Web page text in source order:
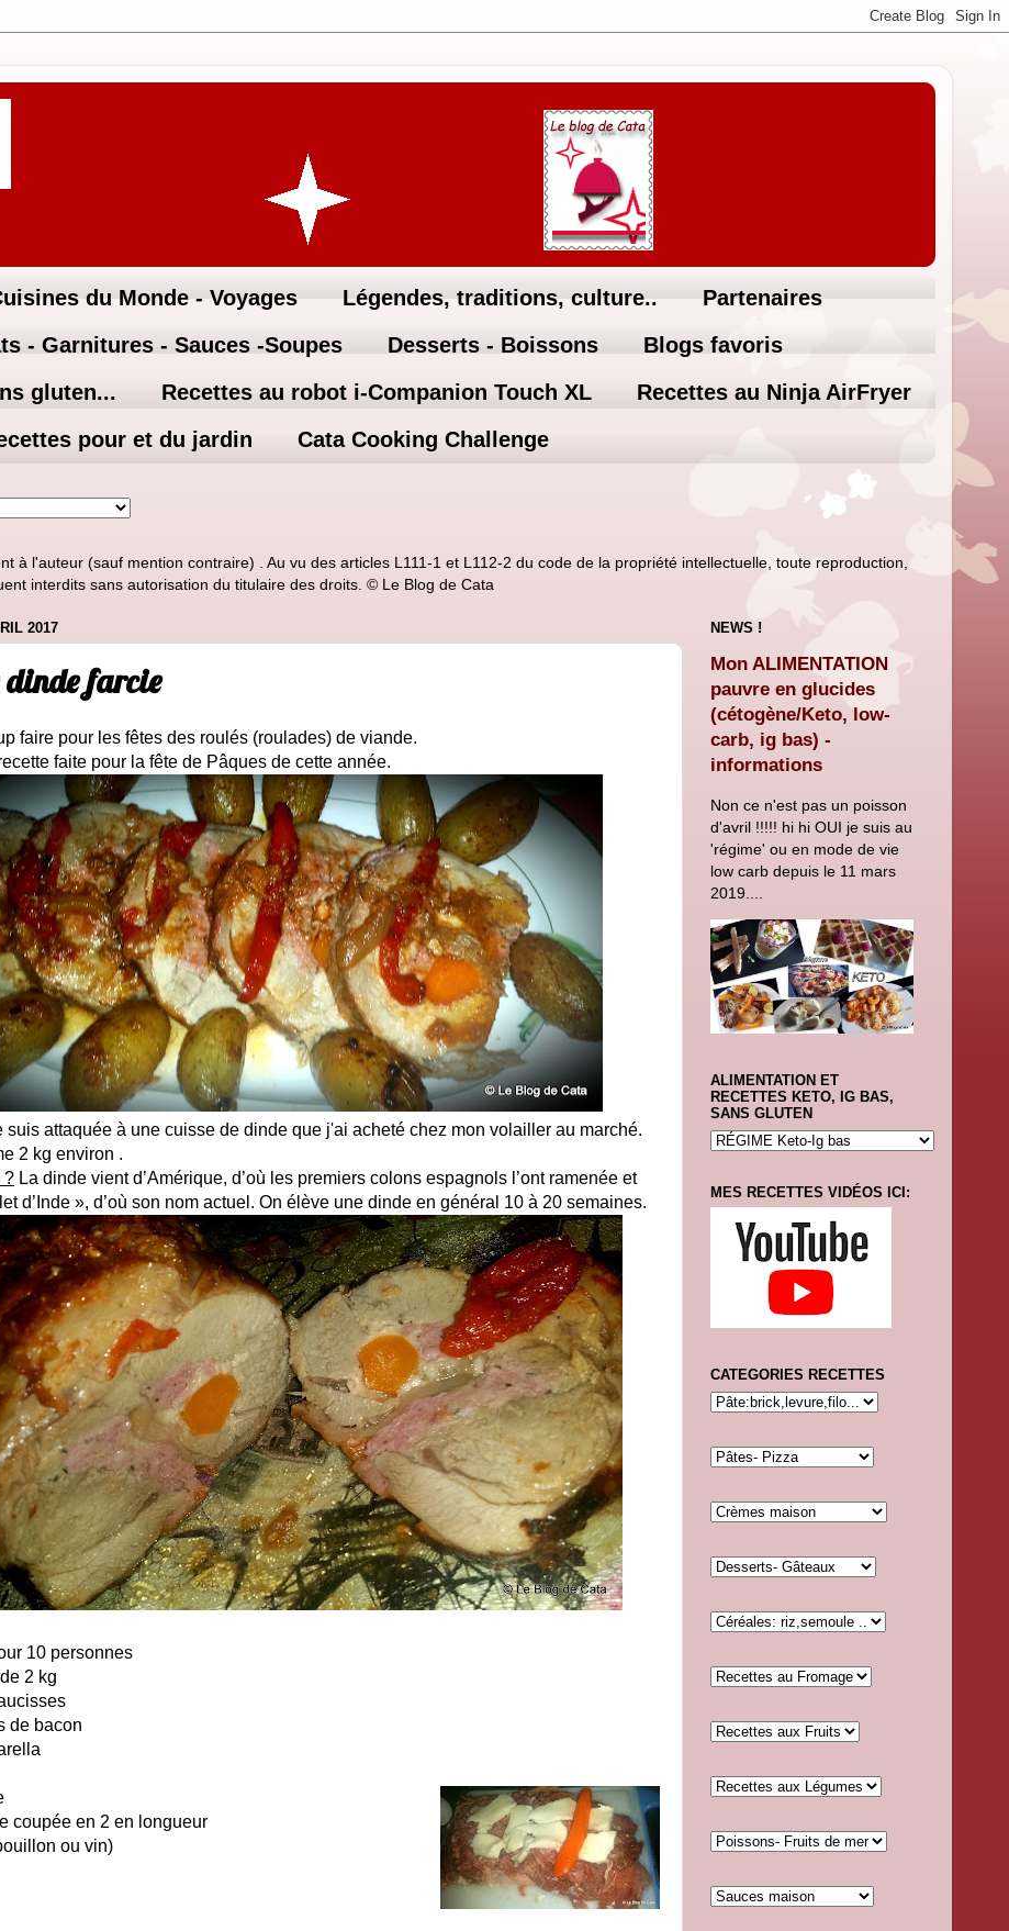
du Monde - Voyages Légendes, traditions, culture..
Partenaires
- Garnitures - Sauces -Soupes Desserts - Boissons
Blogs favoris
gluten...
Recettes au robot i-Companion Touch XL
Recettes au Ninja AirFryer
pour et du jardin Cata Cooking Challenge
à l'auteur (sauf mention contraire) . Au vu des articles L111-1 et L112-2 du code de la propriété intellectuelle, toute reproduction,
interdits sans autorisation du titulaire des droits. © Le Blog de Cata
2017
dinde farcie
faire pour les fêtes des roulés (roulades) de viande.
faite pour la fête de Pâques de cette année.
suis attaquée à une cuisse de dinde que j'ai acheté chez mon volailler au marché.
2 kg environ .
? La dinde vient d’Amérique, d’où les premiers colons espagnols l’ont ramenée et
d’Inde », d’où son nom actuel. On élève une dinde en général 10 à 20 semaines.
10 personnes
2 kg
de bacon
coupée en 2 en longueur
ou vin)
NEWS !
Mon ALIMENTATION
pauvre en glucides
(cétogène/Keto, low-
carb, ig bas) -
informations
Non ce n'est pas un poisson
d'avril !!!!! hi hi OUI je suis au
'régime' ou en mode de vie
low carb depuis le 11 mars
2019....
ALIMENTATION ET
RECETTES KETO, IG BAS,
SANS GLUTEN
MES RECETTES VIDÉOS ICI:
CATEGORIES RECETTES